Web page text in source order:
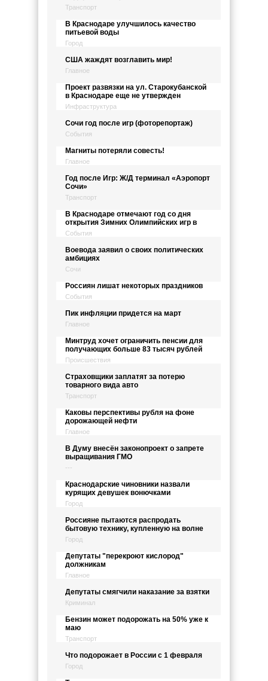
Транспорт
В Краснодаре улучшилось качество
питьевой воды
Город
США жаждят возглавить мир!
Главное
Проект развязки на ул. Старокубанской
в Краснодаре еще не утвержден
Инфраструктура
Сочи год после игр (фоторепортаж)
События
Магниты потеряли совесть!
Главное
Год после Игр: Ж/Д терминал «Аэропорт
Сочи»
Транспорт
В Краснодаре отмечают год со дня
открытия Зимних Олимпийских игр в
События
Воевода заявил о своих политических
амбициях
Сочи
Россиян лишат некоторых праздников
События
Пик инфляции придется на март
Главное
Минтруд хочет ограничить пенсии для
получающих больше 83 тысяч рублей
Происшествия
Страховщики заплатят за потерю
товарного вида авто
Транспорт
Каковы перспективы рубля на фоне
дорожающей нефти
Главное
В Думу внесён законопроект о запрете
выращивания ГМО
---
Краснодарские чиновники назвали
курящих девушек вонючками
Город
Россияне пытаются распродать
бытовую технику, купленную на волне
Город
Депутаты "перекроют кислород"
должникам
Главное
Депутаты смягчили наказание за взятки
Криминал
Бензин может подорожать на 50% уже к
маю
Транспорт
Что подорожает в России с 1 февраля
Город